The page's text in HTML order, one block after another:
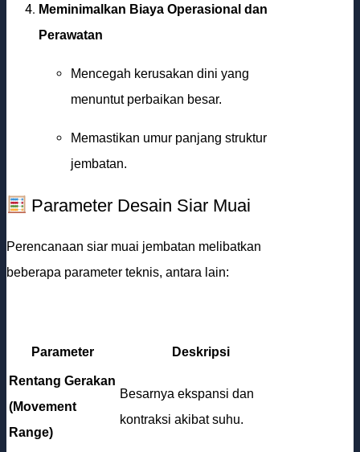
Meminimalkan Biaya Operasional dan
Perawatan
Mencegah kerusakan dini yang
menuntut perbaikan besar.
Memastikan umur panjang struktur
jembatan.
Parameter Desain Siar Muai
Perencanaan siar muai jembatan melibatkan
beberapa parameter teknis, antara lain:
Parameter Deskripsi
Rentang Gerakan
(Movement
Range)
Besarnya ekspansi dan
kontraksi akibat suhu.